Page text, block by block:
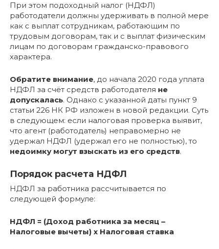
При этом подоходный налог (НДФЛ)
работодатели должны удерживать в полной мере
как с выплат сотрудникам, работающим по
трудовым договорам, так и с выплат физическим
лицам по договорам гражданско-правового
характера.
Обратите внимание, до начала 2020 года уплата
НДФЛ за счёт средств работодателя не
допускалась. Однако с указанной даты пункт 9
статьи 226 НК РФ изложен в новой редакции. Суть
в следующем: если налоговая проверка выявит,
что агент (работодатель) неправомерно не
удержал НДФЛ (удержал его не полностью), то
недоимку могут взыскать из его средств.
Порядок расчета НДФЛ
НДФЛ за работника рассчитывается по
следующей формуле:
НДФЛ = (Доход работника за месяц –
Налоговые вычеты) x Налоговая ставка